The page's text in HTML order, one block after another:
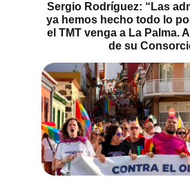
Sergio Rodríguez: “Las
ya hemos hecho todo lo
el TMT venga a La Palma.
de su